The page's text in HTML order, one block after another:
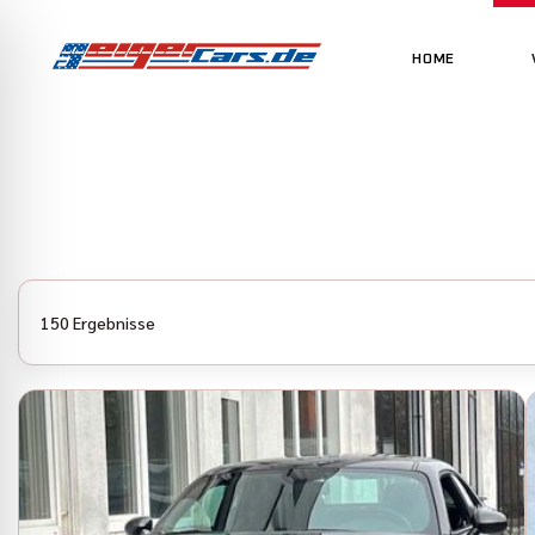
HOME
150 Ergebnisse